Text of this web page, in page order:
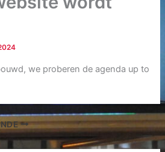
we proberen de agenda up to